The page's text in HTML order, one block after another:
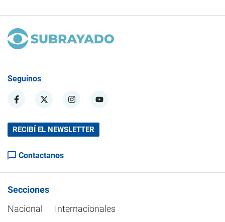
Seguinos
RECIBÍ EL NEWSLETTER
Contactanos
Secciones
Nacional
Internacionales